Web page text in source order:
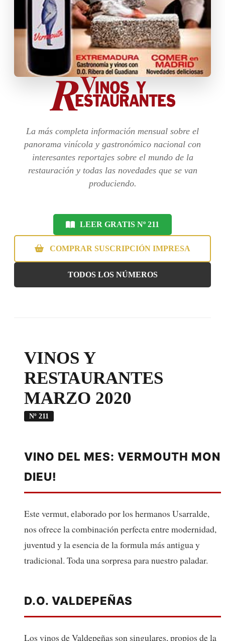
La más completa información mensual sobre el
panorama vinícola y gastronómico nacional con
interesantes reportajes sobre el mundo de la
restauración y todas las novedades que se van
produciendo.
LEER GRATIS Nº 211
COMPRAR SUSCRIPCIÓN IMPRESA
TODOS LOS NÚMEROS
VINOS Y
RESTAURANTES
MARZO 2020
Nº 211
VINO DEL MES: VERMOUTH MON
DIEU!
Este vermut, elaborado por los hermanos Usarralde,
nos ofrece la combinación perfecta entre modernidad,
juventud y la esencia de la formula más antigua y
tradicional. Toda una sorpresa para nuestro paladar.
D.O. VALDEPEÑAS
Los vinos de Valdepeñas son singulares, propios de la